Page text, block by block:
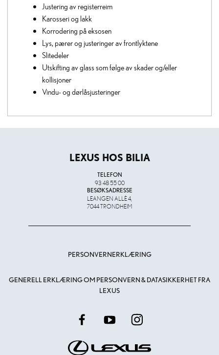
Justering av registerreim
Karosseri og lakk
Korrodering på eksosen
Lys, pærer og justeringer av frontlyktene
Slitedeler
Utskifting av glass som følge av skader og/eller
kollisjoner
Vindu- og dørlåsjusteringer
LEXUS HOS BILIA
TELEFON
93 48 55 00
BESØKSADRESSE
LEANGEN ALLÈ 4,
7044 TRONDHEIM
PERSONVERNERKLÆRING
GENERELL ERKLÆRING OM PERSONVERN & DATASIKKERHET FRA
LEXUS